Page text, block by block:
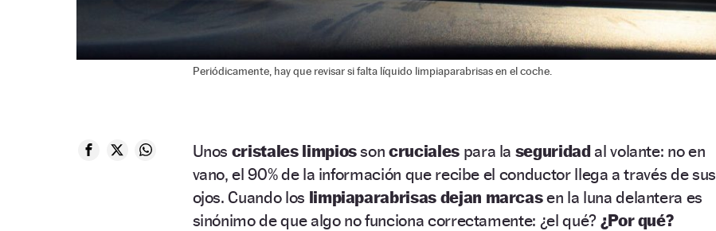
Periódicamente, hay que revisar si falta líquido limpiaparabrisas en el coche.
Unos cristales limpiossoncruciales para la seguridadal volante: no en
vano, el 90% de la información que recibe el conductor llega a través de sus
ojos. Cuando los limpiaparabrisas dejan marcasen la luna delantera es
sinónimo de que algo no funciona correctamente: ¿el qué? ¿Por qué?